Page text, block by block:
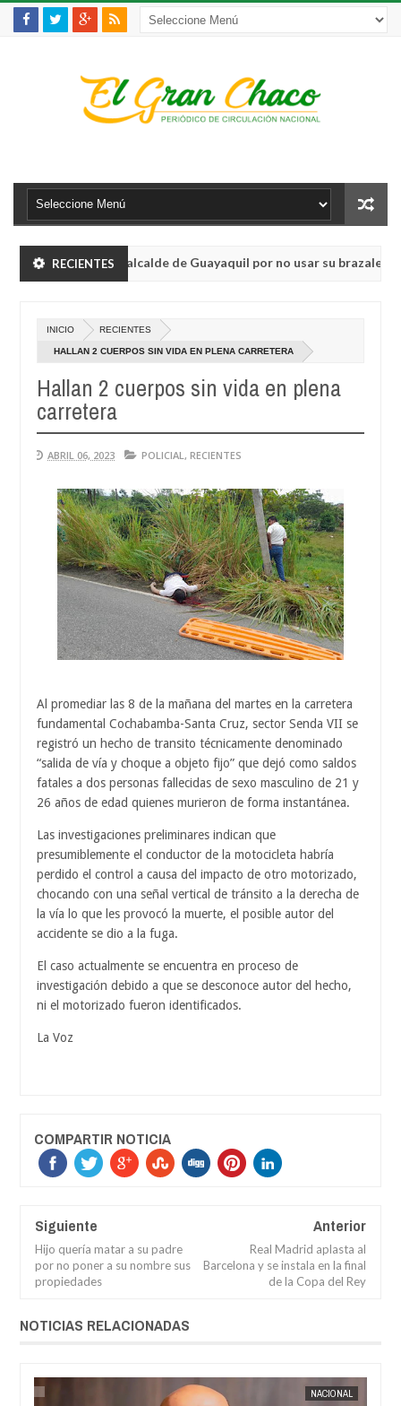
RECIENTES
de cárcel al alcalde de Guayaquil por no usar su brazalete
de cárcel al alcalde de Guayaquil por no usar su brazalete
La víctima 150 de feminicidios en Argentina, es una boliviana
INICIO RECIENTES
HALLAN 2 CUERPOS SIN VIDA EN PLENA CARRETERA
Hallan 2 cuerpos sin vida en plena
carretera
ABRIL 06, 2023 POLICIAL , RECIENTES
Al promediar las 8 de la mañana del martes en la carretera
fundamental Cochabamba-Santa Cruz, sector Senda VII se
registró un hecho de transito técnicamente denominado
“salida de vía y choque a objeto fijo” que dejó como saldos
fatales a dos personas fallecidas de sexo masculino de 21 y
26 años de edad quienes murieron de forma instantánea.
Las investigaciones preliminares indican que
presumiblemente el conductor de la motocicleta habría
perdido el control a causa del impacto de otro motorizado,
chocando con una señal vertical de tránsito a la derecha de
la vía lo que les provocó la muerte, el posible autor del
accidente se dio a la fuga.
El caso actualmente se encuentra en proceso de
investigación debido a que se desconoce autor del hecho,
ni el motorizado fueron identificados.
La Voz
COMPARTIR NOTICIA
Siguiente
Hijo quería matar a su padre
por no poner a su nombre sus
propiedades
Anterior
Real Madrid aplasta al
Barcelona y se instala en la final
de la Copa del Rey
NOTICIAS RELACIONADAS
AUG 04,
NACIONAL